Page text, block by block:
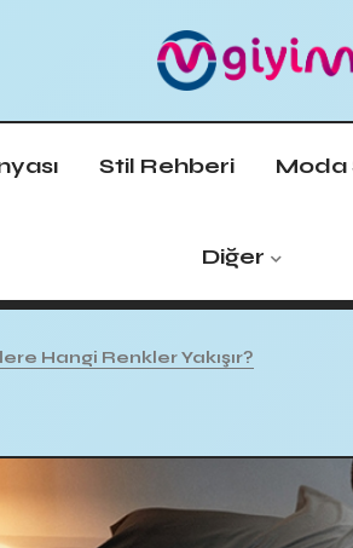
Stil Rehberi Moda
Diğer
Hangi Renkler Yakışır?